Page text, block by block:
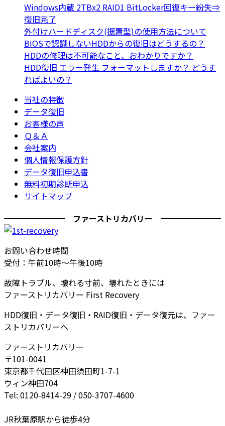
Windows内蔵 2TBx2 RAID1 BitLocker回復キー紛失⇒
復旧完了
外付けハードディスク(据置型)の使用方法について
BIOSで認識しないHDDからの復旧はどうするの？
HDDの修理は不可能なこと、おわかりですか？
HDD復旧 エラー発生 フォーマットしますか？ どうす
ればよいの？
当社の特徴
データ復旧
お客様の声
Ｑ＆Ａ
会社案内
個人情報保護方針
データ復旧申込書
無料初期診断申込
サイトマップ
ファーストリカバリー
お問い合わせ時間
受付：午前10時～午後10時
故障トラブル、壊れる寸前、壊れたときには
ファーストリカバリー First Recovery
HDD復旧・データ復旧・RAID復旧・データ復元は、ファー
ストリカバリーへ
ファーストリカバリー
〒101-0041
東京都千代田区神田須田町1-7-1
ウィン神田704
Tel: 0120-8414-29 / 050-3707-4600
JR秋葉原駅から徒歩4分